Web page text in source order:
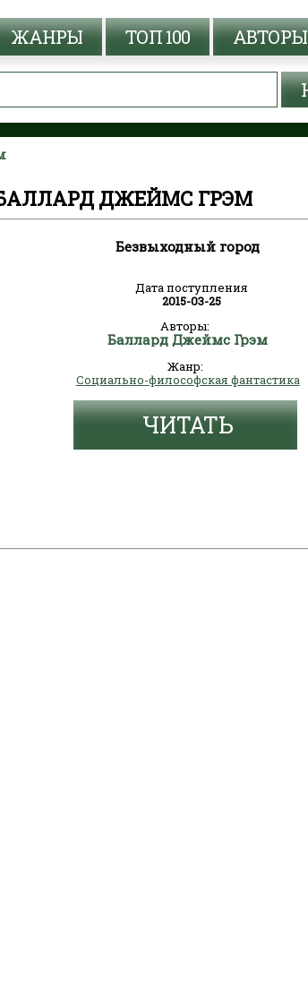
ЖАНРЫ ТОП 100 АВТОРЫ
ДЖЕЙМС ГРЭМ
Безвыходный город
Дата поступления
2015-03-25
Авторы:
Баллард Джеймс Грэм
Жанр:
Социально-философская фантастика
ЧИТАТЬ